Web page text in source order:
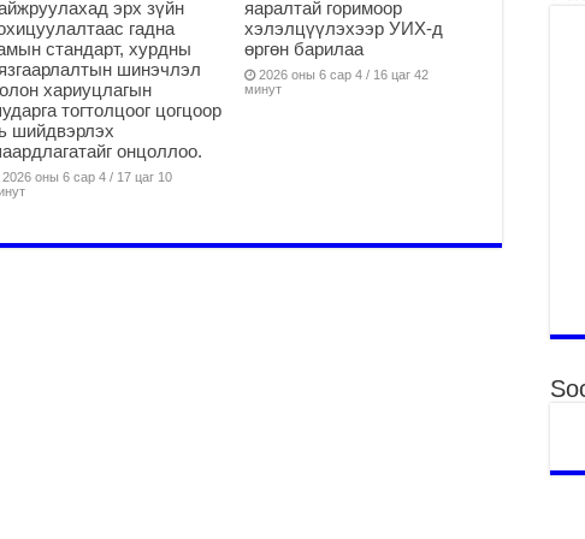
эрх зүйн
гадна
стандарт, хурдны
шинэчлэл
хариуцлагын
тогтолцоог цогцоор
шийдвэрлэх
онцоллоо.
2026 оны 6 сар 4 / 17 цаг 10
яаралтай горимоор
хэлэлцүүлэхээр УИХ-д
өргөн барилаа
2026 оны 6 сар 4 / 16 цаг 42
минут
Өв